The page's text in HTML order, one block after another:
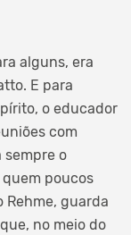
alguns, era
E para
o educador
com
sempre o
quem poucos
Rehme, guarda
no meio do